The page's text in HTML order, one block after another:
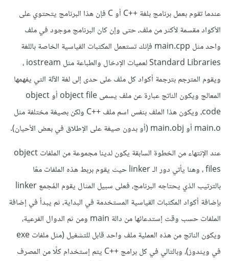
عندما تقوم بعمل برنامج بلغة ++C أو C فإن هذا البرنامج يتحتوي على
الأكواد مقسمة لأكثر من ملف، حتى وإن كان البرنامج موجود في ملف
واحد مثل main.cpp فإنك تستعمل المكتبات القياسية الخاصة باللغة
Standard Libraries لعميات الإدخال والطباعة مثل iostream ،
ويقوم المترجم بترجمة أكواد كل ملف على حدى إلى لغة الآلة التي يفهمها
المعالج ويكون الناتج عبارة عن ملف يسمى object file أو object
code، ويكون هذا الملف بنفس اسم ملف ++C ولكن بصيغة مختلفة مثل
main.o أو main.obj (أو بدون صيغة على الإطلاق في بعض الأحيان).
عند الإنتهاء من الخطوة السابقة يكون لدينا مجموعة من الملفات object
files ، وهنا يأتي دور الـ linker حيث يقوم بربط هذه الملفات معًا
بالترتيب الذي يحتاجه البرنامج، فعلى سبيل المثال يقوم المُجمع linker
بإضافة أكواد المكتبات القياسية المستخدمة في البداية، ثم يبدأ في إضافة
الملفات حسب وقت إستدعائها من دالة main ومن ثم الدوال الفرعية،
ويكون الناتج من هذه العملية ملف واحد قابل للتشغيل (مثل ملفات exe
في ويندوز)، وبالتالي في كل برامج ++C يتم إستخدام كلًا من المصرف